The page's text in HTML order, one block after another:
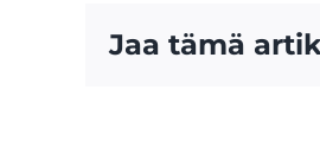
Jaa tämä